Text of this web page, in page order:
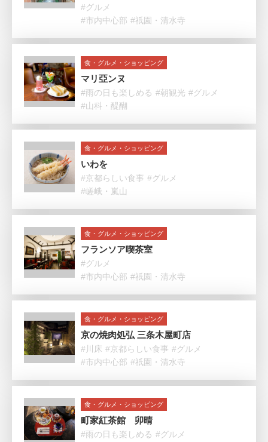
#グルメ
#市内中心部 #祇園・清水寺
食・グルメ・ショッピング
マリ亞ンヌ
#雨の日も楽しめる #朝観光 #グルメ
#山科・醍醐
食・グルメ・ショッピング
いわを
#京都らしい食事 #グルメ
#嵯峨・嵐山
食・グルメ・ショッピング
フランソア喫茶室
#グルメ
#市内中心部 #祇園・清水寺
食・グルメ・ショッピング
京の焼肉処弘 三条木屋町店
#川床 #京都らしい食事 #グルメ
#市内中心部 #祇園・清水寺
食・グルメ・ショッピング
町家紅茶館 卯晴
#雨の日も楽しめる #グルメ